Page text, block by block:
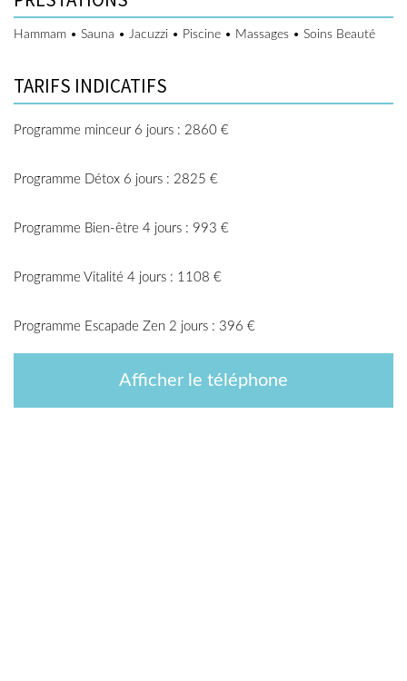
Hammam • Sauna • Jacuzzi • Piscine • Massages • Soins Beauté
TARIFS INDICATIFS
Programme minceur 6 jours : 2860 €
Programme Détox 6 jours : 2825 €
Programme Bien-être 4 jours : 993 €
Programme Vitalité 4 jours : 1108 €
Programme Escapade Zen 2 jours : 396 €
Afficher le téléphone